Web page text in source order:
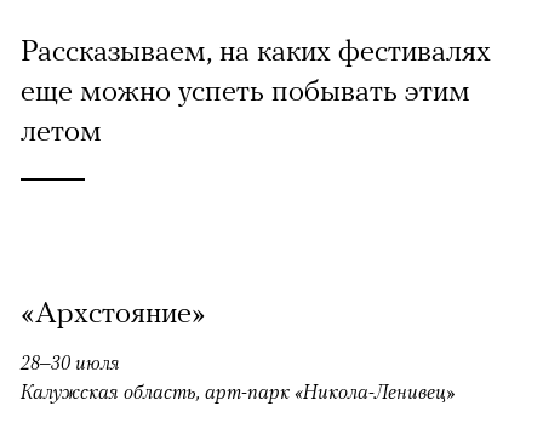
Рассказываем, на каких фестивалях
еще можно успеть побывать этим
летом
«Архстояние»
28–30 июля
Калужская область, арт-парк «Никола-Ленивец»